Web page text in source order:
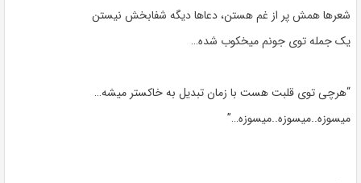
شعرها همش پر از غم هستن، دعاها دیگه شفابخش نیستن
یک جمله توی جونم میخکوب شده…
“هرچی توی قلبت هست با زمان تبدیل به خاکستر میشه…
میسوزه..میسوزه..میسوزه…”